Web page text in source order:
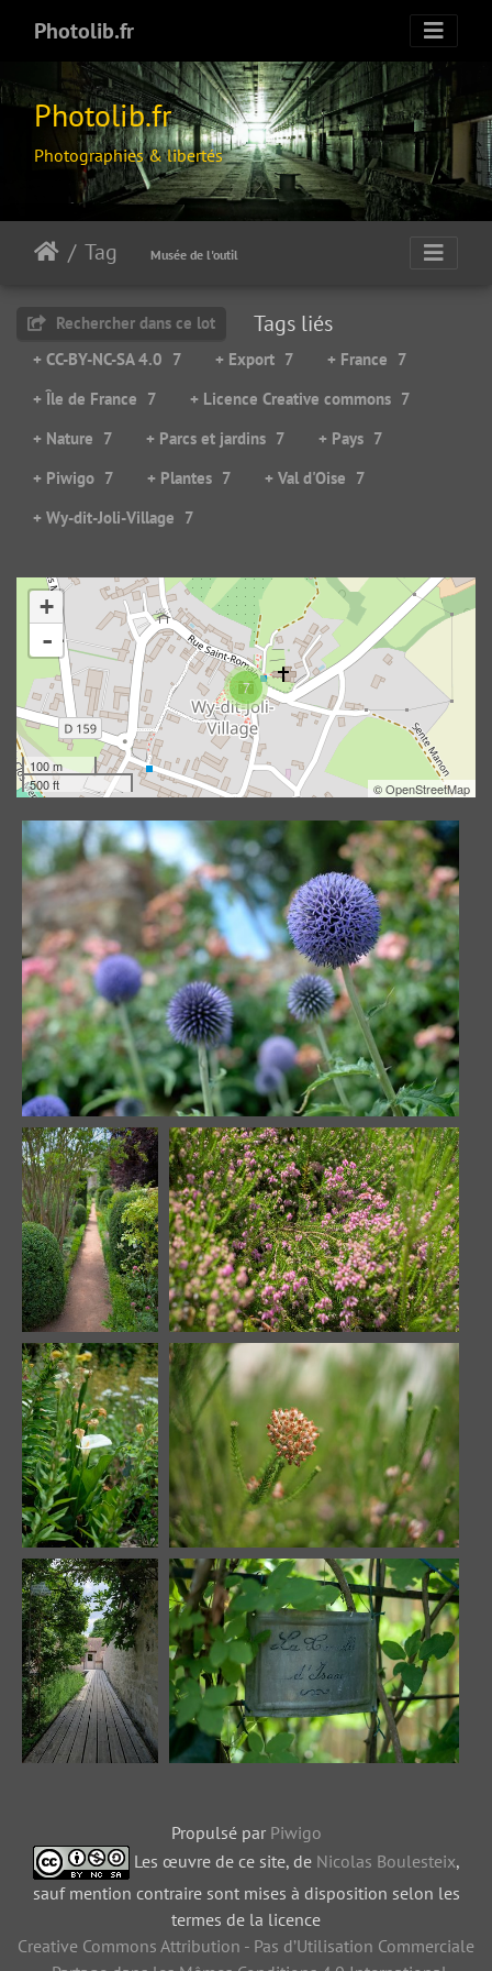
Photolib.fr
Photolib.fr
Photographies & libertés
Tag Musée de l'outil
Rechercher dans ce lot Tags liés
+ CC-BY-NC-SA 4.0 7 + Export 7 + France 7
+ Île de France 7 + Licence Creative commons 7
+ Nature 7 + Parcs et jardins 7 + Pays 7
+ Piwigo 7 + Plantes 7 + Val d'Oise 7
+ Wy-dit-Joli-Village 7
7
+
-
100 m
500 ft
©OpenStreetMap
Bloom bloom Thistle
20772 visites
Come in
19207 visites
Heather invaders
19904 visites
Le retour du Roi
20543 visites
Like a fireworks
19105 visites
Long exit way
19712 visites
Quiet place
19488 visites
Propulsé par Piwigo
Les œuvre de ce site, de Nicolas Boulesteix,
sauf mention contraire sont mises à disposition selon les
termes de la licence
Creative Commons Attribution - Pas d’Utilisation Commerciale